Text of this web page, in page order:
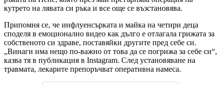
кутрето на лявата си ръка и все още се възстановява.
Припомня се, че инфлуенсърката и майка на четири деца
споделя в емоционално видео как дълго е отлагала грижата за
собственото си здраве, поставяйки другите пред себе си.
„Винаги има нещо по-важно от това да се погрижа за себе си“,
казва тя в публикация в Instagram. След установяване на
травмата, лекарите препоръчват оперативна намеса.